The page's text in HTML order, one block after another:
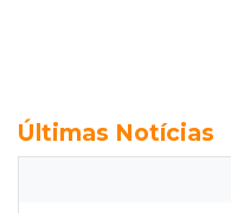
Últimas Notícias